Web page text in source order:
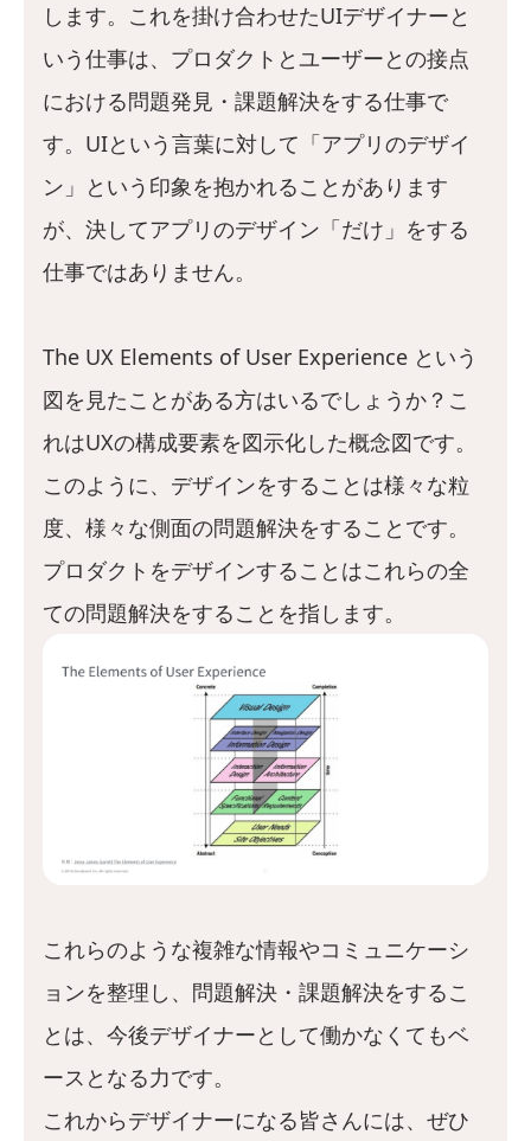
します。これを掛け合わせたUIデザイナーと
いう仕事は、プロダクトとユーザーとの接点
における問題発見・課題解決をする仕事で
す。UIという言葉に対して「アプリのデザイ
ン」という印象を抱かれることがあります
が、決してアプリのデザイン「だけ」をする
仕事ではありません。
The UX Elements of User Experience という
図を見たことがある方はいるでしょうか？こ
れはUXの構成要素を図示化した概念図です。
このように、デザインをすることは様々な粒
度、様々な側面の問題解決をすることです。
プロダクトをデザインすることはこれらの全
ての問題解決をすることを指します。
これらのような複雑な情報やコミュニケーシ
ョンを整理し、問題解決・課題解決をするこ
とは、今後デザイナーとして働かなくてもベ
ースとなる力です。
これからデザイナーになる皆さんには、ぜひ